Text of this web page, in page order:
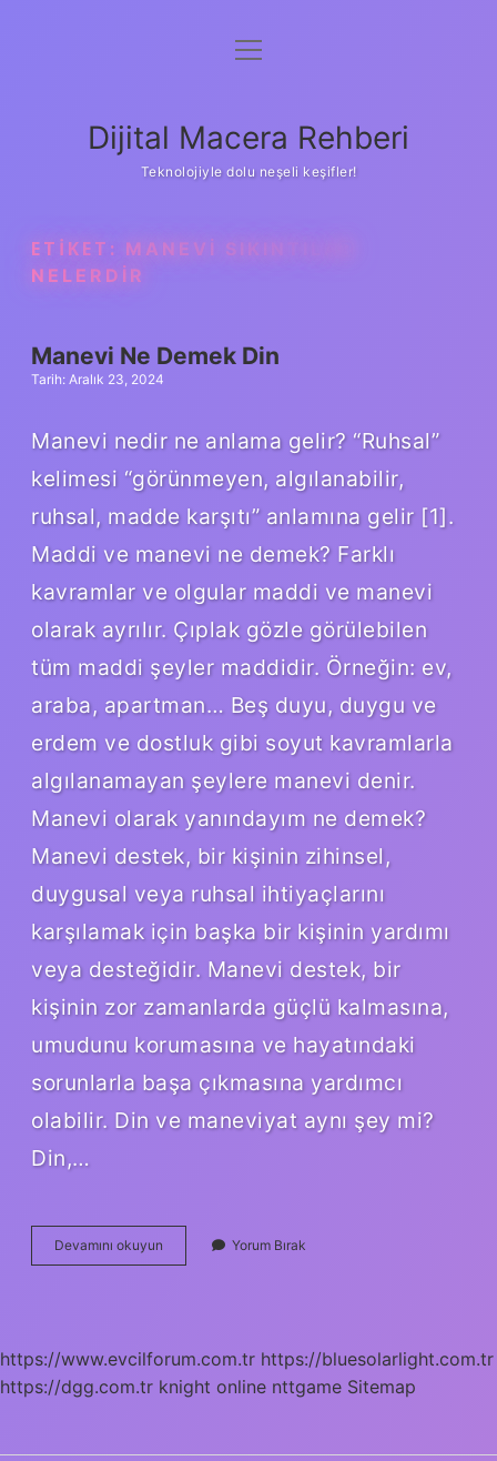
Anasayfa
Yasal Uyarı
menüyü
Dijital Macera Rehberi
Teknolojiyle dolu neşeli keşifler!
ETIKET: MANEVI SIKINTILAR
NELERDIR
Manevi Ne Demek Din
Tarih: Aralık 23, 2024
Manevi nedir ne anlama gelir? “Ruhsal”
kelimesi “görünmeyen, algılanabilir,
ruhsal, madde karşıtı” anlamına gelir [1].
Maddi ve manevi ne demek? Farklı
kavramlar ve olgular maddi ve manevi
olarak ayrılır. Çıplak gözle görülebilen
tüm maddi şeyler maddidir. Örneğin: ev,
araba, apartman… Beş duyu, duygu ve
erdem ve dostluk gibi soyut kavramlarla
algılanamayan şeylere manevi denir.
Manevi olarak yanındayım ne demek?
Manevi destek, bir kişinin zihinsel,
duygusal veya ruhsal ihtiyaçlarını
karşılamak için başka bir kişinin yardımı
veya desteğidir. Manevi destek, bir
kişinin zor zamanlarda güçlü kalmasına,
umudunu korumasına ve hayatındaki
sorunlarla başa çıkmasına yardımcı
olabilir. Din ve maneviyat aynı şey mi?
Din,…
Devamını okuyun
Ne
Yorum Bırak
https://www.evcilforum.com.tr https://bluesolarlight.com.tr
https://dgg.com.tr knight online nttgame Sitemap